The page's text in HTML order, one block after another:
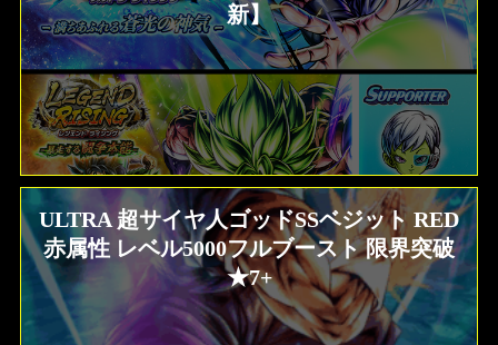
新】
ULTRA 超サイヤ人ゴッドSSベジット RED
赤属性 レベル5000フルブースト 限界突破
★7+